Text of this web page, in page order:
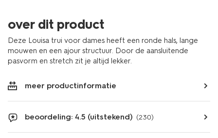
over dit product
Deze Louisa trui voor dames heeft een ronde hals, lange
mouwen en een ajour structuur. Door de aansluitende
pasvorm en stretch zit je altijd lekker.
meer productinformatie
beoordeling: 4.5 (uitstekend) (230)